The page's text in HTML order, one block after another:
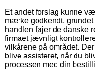
Et andet forslag kunne
mærke godkendt, grundet
handlen føjer de danske
firmaet jævnligt
vilkårene på området.
blive assisteret, når du
processen med din